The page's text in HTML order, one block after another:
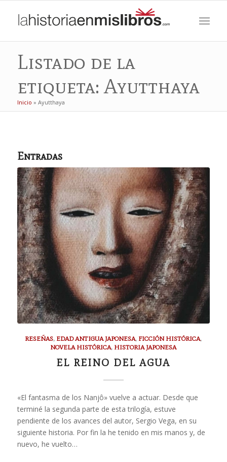
Listado de la
etiqueta: Ayutthaya
Inicio » Ayutthaya
Entradas
RESEÑAS, EDAD ANTIGUA JAPONESA, FICCIÓN HISTÓRICA,
NOVELA HISTÓRICA, HISTORIA JAPONESA
EL REINO DEL AGUA
«El fantasma de los Nanjô» vuelve a actuar. Desde que
terminé la segunda parte de esta trilogía, estuve
pendiente de los avances del autor, Sergio Vega, en su
siguiente historia. Por fin la he tenido en mis manos y, de
nuevo, he vuelto…